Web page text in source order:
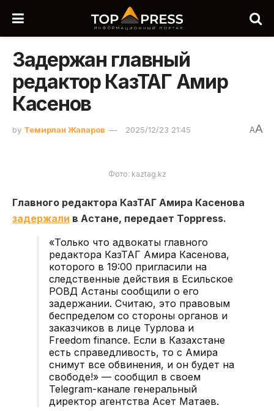
Задержан главный
редактор КазТАГ Амир
Касенов
by Темирлан Жапаров 2025/12/23 21:45 AA
Фото: kaztag.kz
Главного редактора КазТАГ Амира Касенова
задержали в Астане, передает Toppress.
«Только что адвокаты главного
редактора КазТАГ Амира Касенова,
которого в 19:00 пригласили на
следственные действия в Есильское
РОВД Астаны сообщили о его
задержании. Считаю, это правовым
беспределом со стороны органов и
заказчиков в лице Турлова и
Freedom finance. Если в Казахстане
есть справедливость, то с Амира
снимут все обвинения, и он будет на
свободе!» — сообщил в своем
Telegram-канале генеральный
директор агентства Асет Матаев.